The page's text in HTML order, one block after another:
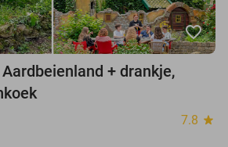
favorite_border
+ drankje,
7.8 star